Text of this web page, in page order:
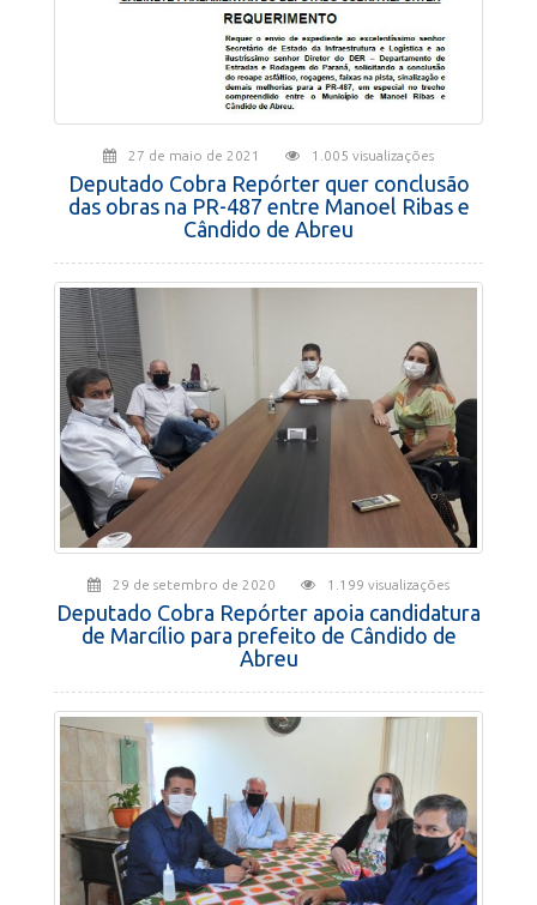
27 de maio de 2021 1.005 visualizações
Deputado Cobra Repórter quer conclusão
das obras na PR-487 entre Manoel Ribas e
Cândido de Abreu
29 de setembro de 2020 1.199 visualizações
Deputado Cobra Repórter apoia candidatura
de Marcílio para prefeito de Cândido de
Abreu